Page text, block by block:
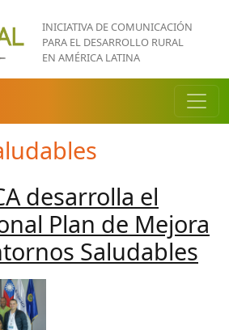
INICIATIVA DE COMUNICACIÓN
PARA EL DESARROLLO RURAL
EN AMÉRICA LATINA
desarrolla el
Plan de Mejora
Saludables